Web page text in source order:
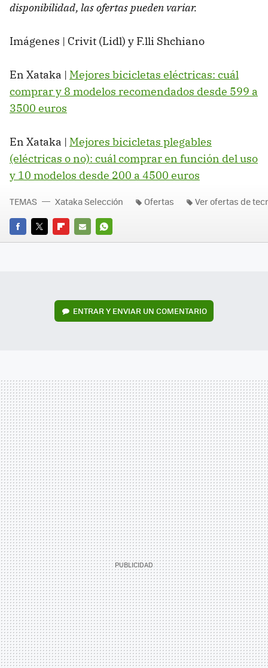
disponibilidad, las ofertas pueden variar.
Imágenes | Crivit (Lidl) y F.lli Shchiano
En Xataka | Mejores bicicletas eléctricas: cuál
comprar y 8 modelos recomendados desde 599 a
3500 euros
En Xataka | Mejores bicicletas plegables
(eléctricas o no): cuál comprar en función del uso
y 10 modelos desde 200 a 4500 euros
FACEBOOK
TWITTERFLIPBOARD
E-
WHATSAPP
TEMAS Xataka Selección Ofertas Ver ofertas de
ENTRAR Y ENVIAR UN COMENTARIO